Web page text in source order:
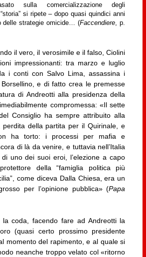
sulla comercializzazione degli
si ripete – dopo quasi quindici anni
delle strategie omicide… (Faccendiere , p.
il vero, il verosimile e il falso, Ciolini
impressionanti: tra marzo e luglio
i conti con Salvo Lima, assassina i
e di fatto crea le premesse
di Andreotti alla presidenza della
compromessa: «Il sette
Consiglio ha sempre attribuito alla
perdita della partita per il Quirinale, e
ha torto: i processi per mafia e
di là da venire, e tuttavia nell’Italia
uno dei suoi eroi, l’elezione a capo
della “famiglia politica più
come diceva Dalla Chiesa, era un
per l’opinione pubblica» (Papa
coda, facendo fare ad Andreotti la
(quasi certo prossimo presidente
momento del rapimento, e al quale si
neanche troppo velato col «ritorno